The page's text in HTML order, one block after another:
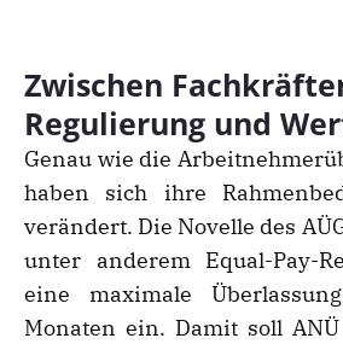
Zwischen
Regulierung und
Genau wie die
haben sich ihre
verändert. Die Novelle des
unter anderem Equal-Pay-
eine maximale
Monaten ein. Damit soll